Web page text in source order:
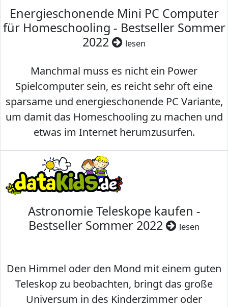
Energieschonende Mini PC Computer
für Homeschooling - Bestseller Sommer
2022
lesen
Manchmal muss es nicht ein Power
Spielcomputer sein, es reicht sehr oft eine
sparsame und energieschonende PC Variante,
um damit das Homeschooling zu machen und
etwas im Internet herumzusurfen.
Astronomie Teleskope kaufen -
Bestseller Sommer 2022
lesen
Den Himmel oder den Mond mit einem guten
Teleskop zu beobachten, bringt das große
Universum in des Kinderzimmer oder